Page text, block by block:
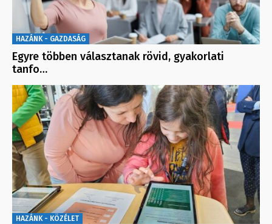
HAZÁNK - GAZDASÁG
Egyre többen választanak rövid, gyakorlati
tanfo…
HAZÁNK - KÖZÉLET